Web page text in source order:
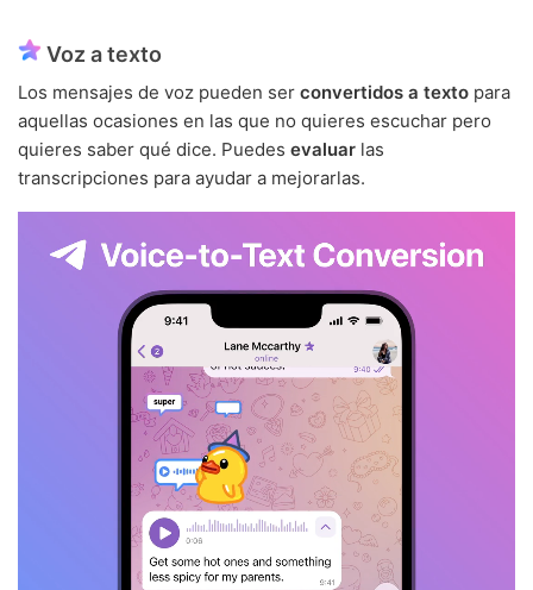
Voz a texto
Los mensajes de voz pueden ser convertidos a texto para
aquellas ocasiones en las que no quieres escuchar pero
quieres saber qué dice. Puedes evaluar las
transcripciones para ayudar a mejorarlas.